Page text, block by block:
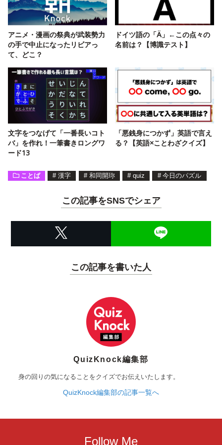
アニメ・漫画の祭典が武装勢力
の手で中止になったリビアっ
て、どこ？
ドイツ語の「Ä」←この点々の
名前は？【博識テスト】
文字をつなげて「一番長いコト
バ」を作れ！一筆書きロングワ
ード13
「悪銭身につかず」英語で言え
る？【英語×ことわざクイズ】
ことば # 漢字 # 和同開珎 # quiz # 今日のパズル
この記事をSNSでシェア
この記事を書いた人
QuizKnock編集部
身の回りの気になることをクイズでお伝えいたします。
QuizKnock編集部の記事一覧へ
Follow Me